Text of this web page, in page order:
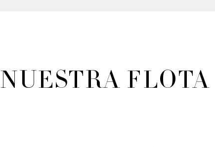
NUESTRA FLOTA